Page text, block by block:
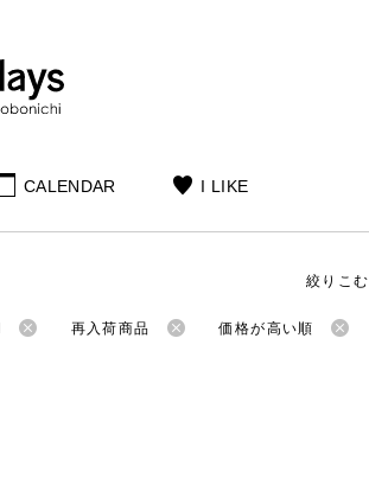
CALENDAR I LIKE
絞りこむ
再入荷商品 価格が高い順